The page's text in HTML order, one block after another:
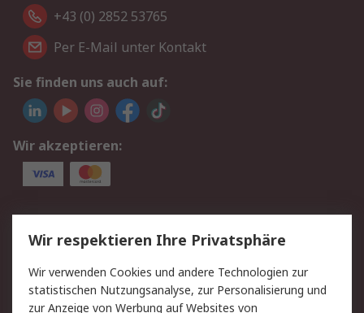
+43 (0) 2852 53765
Per E-Mail unter Kontakt
Sie finden uns auch auf:
Wir akzeptieren:
Service
Value Added Services
Lieferlösungen
Rücksendung/Entsorgung Kontakt
Hilfe
Wir respektieren Ihre Privatsphäre
Wir verwenden Cookies und andere Technologien zur
statistischen Nutzungsanalyse, zur Personalisierung und
zur Anzeige von Werbung auf Websites von